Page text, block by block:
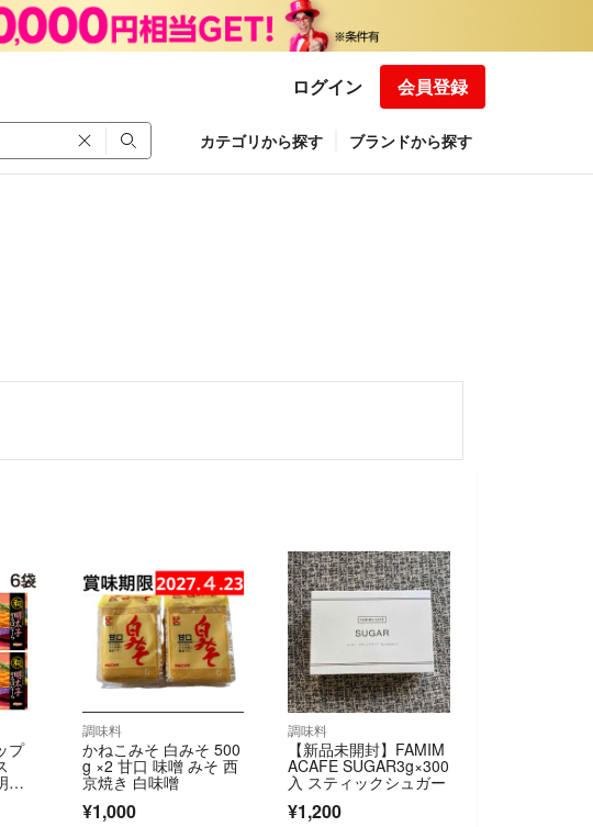
ログイン 会員登録
カテゴリから探す ブランドから探す
プ
太
調味料
かねこみそ 白みそ 500
g ×2 甘口 味噌 みそ 西
京焼き 白味噌
¥1,000
調味料
【新品未開封】FAMIM
ACAFE SUGAR3g×300
入 スティックシュガー
¥1,200